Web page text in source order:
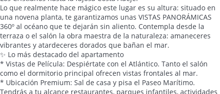
Lo que realmente hace mágico este lugar es su altura: situado en
una novena planta, te garantizamos unas VISTAS PANORÁMICAS
360º al océano que te dejarán sin aliento. Contempla desde la
terraza o el salón la obra maestra de la naturaleza: amaneceres
vibrantes y atardeceres dorados que bañan el mar.
✨ Lo más destacado del apartamento
* Vistas de Película: Despiértate con el Atlántico. Tanto el salón
como el dormitorio principal ofrecen vistas frontales al mar.
* Ubicación Premium: Sal de casa y pisa el Paseo Marítimo.
Tendrás a tu alcance restaurantes, parques infantiles, actividades